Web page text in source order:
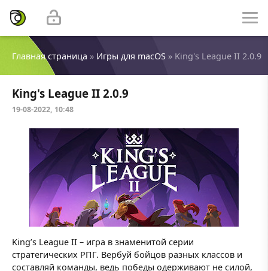
Главная страница » Игры для macOS » King's League II 2.0.9
King's League II 2.0.9
19-08-2022, 10:48
King’s League II – игра в знаменитой серии
стратегических РПГ. Вербуй бойцов разных классов и
составляй команды, ведь победы одерживают не силой,